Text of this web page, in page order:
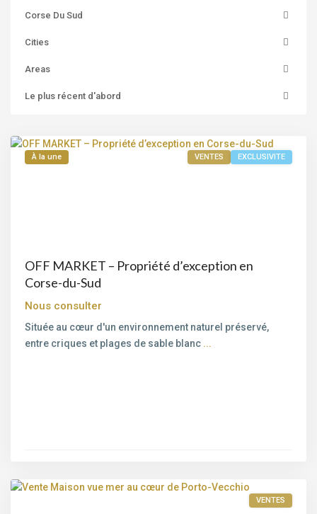
Corse Du Sud
Cities
Areas
Le plus récent d'abord
Bord
À la une VENTES EXCLUSIVITE
OFF MARKET – Propriété d’exception en
Corse-du-Sud
Nous consulter
Située au cœur d'un environnement naturel préservé,
entre criques et plages de sable blanc ...
VENTES